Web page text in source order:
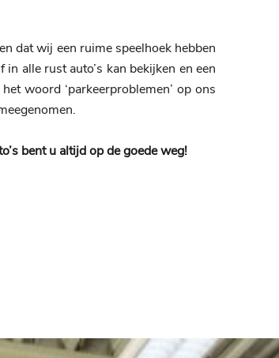
dat wij een ruime speelhoek hebben
alle rust auto’s kan bekijken en een
woord ‘parkeerproblemen’ op ons
bent u altijd op de goede weg!